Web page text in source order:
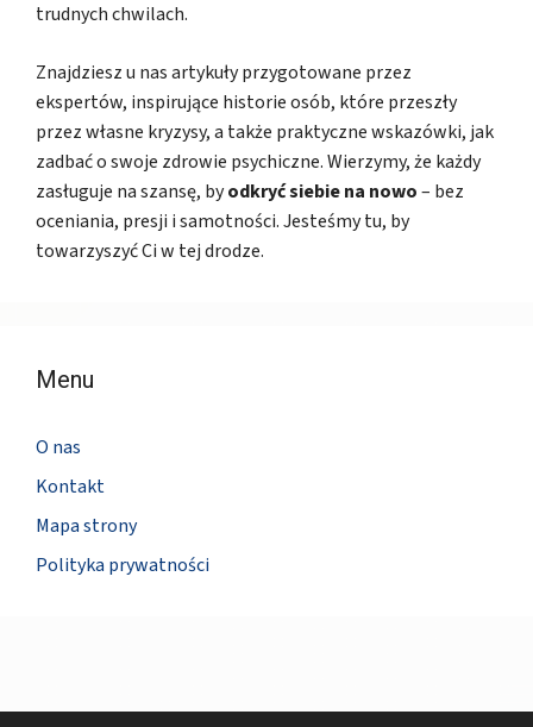
trudnych chwilach.
Znajdziesz u nas artykuły przygotowane przez
ekspertów, inspirujące historie osób, które przeszły
przez własne kryzysy, a także praktyczne wskazówki, jak
zadbać o swoje zdrowie psychiczne. Wierzymy, że każdy
zasługuje na szansę, byodkryć siebie na nowo– bez
oceniania, presji i samotności. Jesteśmy tu, by
towarzyszyć Ci w tej drodze.
Menu
O nas
Kontakt
Mapa strony
Polityka prywatności